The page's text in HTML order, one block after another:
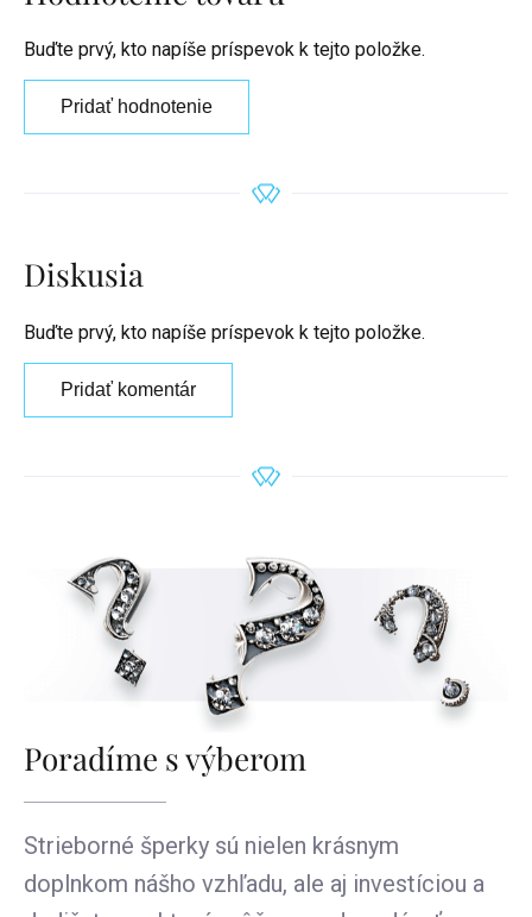
Buďte prvý, kto napíše príspevok k tejto položke.
Pridať hodnotenie
Diskusia
Buďte prvý, kto napíše príspevok k tejto položke.
Pridať komentár
Poradíme s výberom
Strieborné šperky sú nielen krásnym
doplnkom nášho vzhľadu, ale aj investíciou a